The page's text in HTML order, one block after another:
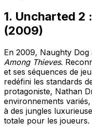
1. Uncharted 2
(2009)
En 2009, Naughty
Among Thieves.
et ses séquences de
redéfini les standards
protagoniste, Nathan
environnements
à des jungles
totale pour les joueurs.